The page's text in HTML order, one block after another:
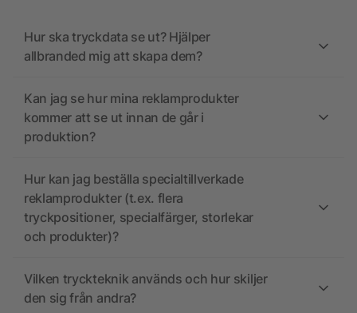
Hur ska tryckdata se ut? Hjälper
allbranded mig att skapa dem?
Kan jag se hur mina reklamprodukter
kommer att se ut innan de går i
produktion?
Hur kan jag beställa specialtillverkade
reklamprodukter (t.ex. flera
tryckpositioner, specialfärger, storlekar
och produkter)?
Vilken tryckteknik används och hur skiljer
den sig från andra?